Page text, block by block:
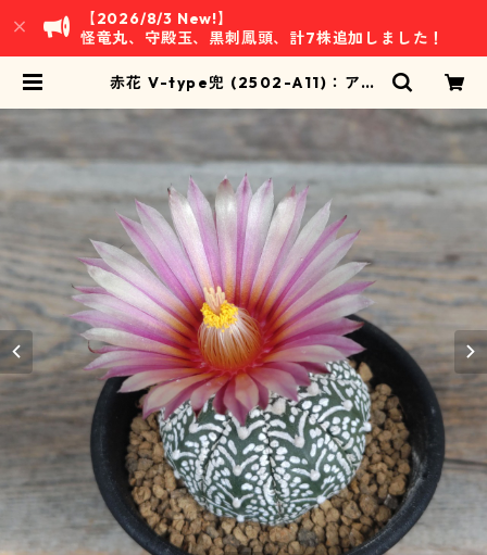
【2026/8/3 New!】
怪竜丸、守殿玉、黒刺鳳頭、計7株追加しました！
赤花 V-type兜 (2502-A11)：アス
YOKU